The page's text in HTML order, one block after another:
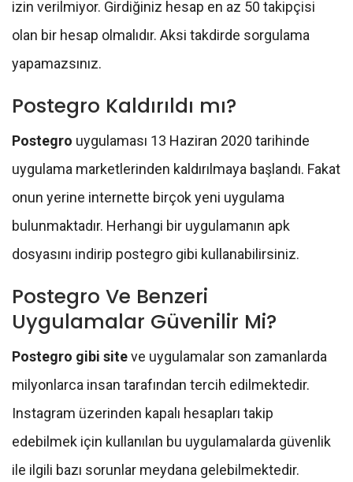
izin verilmiyor. Girdiğiniz hesap en az 50 takipçisi
olan bir hesap olmalıdır. Aksi takdirde sorgulama
yapamazsınız.
Postegro Kaldırıldı mı?
Postegro uygulaması 13 Haziran 2020 tarihinde
uygulama marketlerinden kaldırılmaya başlandı. Fakat
onun yerine internette birçok yeni uygulama
bulunmaktadır. Herhangi bir uygulamanın apk
dosyasını indirip postegro gibi kullanabilirsiniz.
Postegro Ve Benzeri
Uygulamalar Güvenilir Mi?
Postegro gibi siteve uygulamalar son zamanlarda
milyonlarca insan tarafından tercih edilmektedir.
Instagram üzerinden kapalı hesapları takip
edebilmek için kullanılan bu uygulamalarda güvenlik
ile ilgili bazı sorunlar meydana gelebilmektedir.